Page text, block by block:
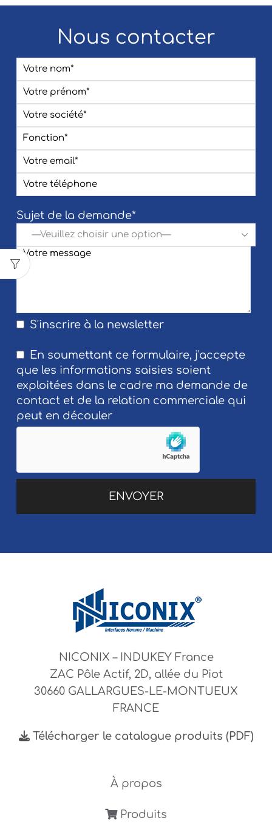
Nous contacter
Sujet de la demande*
S'inscrire à la newsletter
En soumettant ce formulaire, j'accepte
que les informations saisies soient
exploitées dans le cadre ma demande de
contact et de la relation commerciale qui
peut en découler
NICONIX – INDUKEY France
ZAC Pôle Actif, 2D, allée du Piot
30660 GALLARGUES-LE-MONTUEUX
FRANCE
Télécharger le catalogue produits (PDF)
À propos
Produits